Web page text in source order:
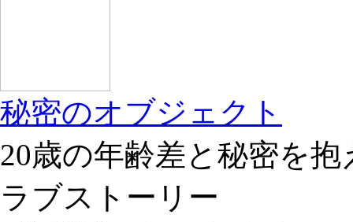
秘密のオブジェクト
20歳の年齢差と秘密を
ラブストーリー